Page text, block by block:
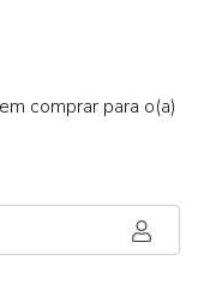
comprar para o(a)